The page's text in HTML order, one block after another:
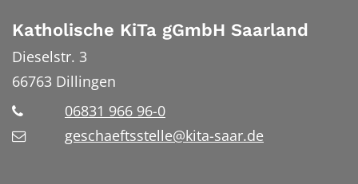
Katholische KiTa gGmbH Saarland
Dieselstr. 3
66763 Dillingen
06831 966 96-0
geschaeftsstelle@kita-saar.de